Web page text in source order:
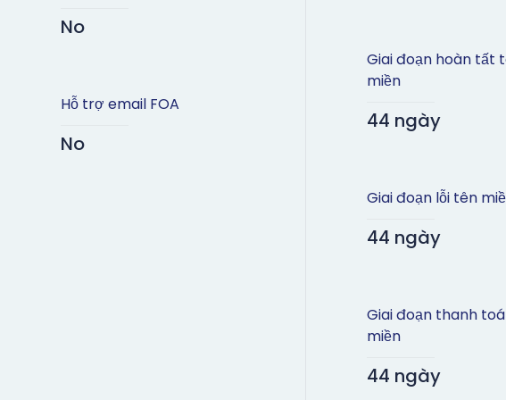
No
Hỗ trợ email FOA
No
Giai đoạn hoàn tất
miền
44 ngày
Giai đoạn lỗi tên
44 ngày
Giai đoạn thanh
miền
44 ngày